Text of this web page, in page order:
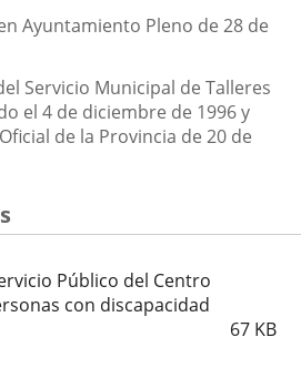
Ayuntamiento Pleno de 28 de
Servicio Municipal de Talleres
el 4 de diciembre de 1996 y
de la Provincia de 20 de
Público del Centro
con discapacidad
67 KB